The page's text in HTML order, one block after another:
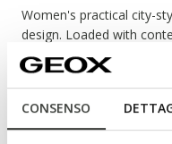
CONSENSO
Women's practical city-
design. Loaded with
Irenie is a functional and
energetic vibe. It has
comes in a versatile
ITEM CODE: